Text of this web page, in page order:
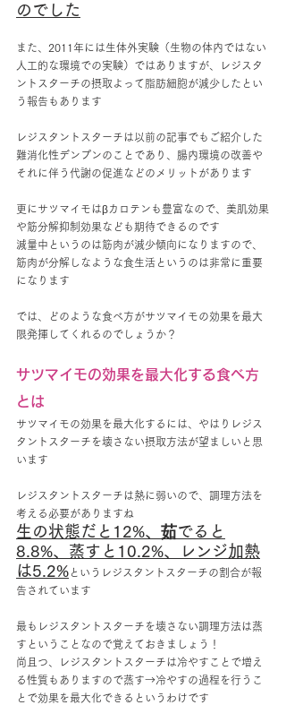
のでした
また、2011年には生体外実験（生物の体内ではない
人工的な環境での実験）ではありますが、レジスタ
ントスターチの摂取よって脂肪細胞が減少したとい
う報告もあります
レジスタントスターチは以前の記事でもご紹介した
難消化性デンプンのことであり、腸内環境の改善や
それに伴う代謝の促進などのメリットがあります
更にサツマイモはβカロテンも豊富なので、美肌効果
や筋分解抑制効果なども期待できるのです
減量中というのは筋肉が減少傾向になりますので、
筋肉が分解しなような食生活というのは非常に重要
になります
では、どのような食べ方がサツマイモの効果を最大
限発揮してくれるのでしょうか？
サツマイモの効果を最大化する食べ方
とは
サツマイモの効果を最大化するには、やはりレジス
タントスターチを壊さない摂取方法が望ましいと思
います
レジスタントスターチは熱に弱いので、調理方法を
考える必要がありますね
生の状態だと12%、茹でると
8.8%、蒸すと10.2%、レンジ加熱
は5.2% というレジスタントスターチの割合が報
告されています
最もレジスタントスターチを壊さない調理方法は蒸
すということなので覚えておきましょう！
尚且つ、レジスタントスターチは冷やすことで増え
る性質もありますので蒸す→冷やすの過程を行うこ
とで効果を最大化できるというわけです